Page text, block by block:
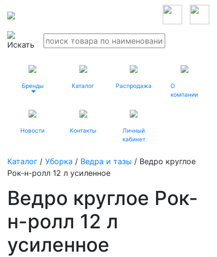
Бренды Каталог Распродажа
О
компании
Новости Контакты
Личный
кабинет
Каталог / Уборка / Ведра и тазы / Ведро круглое
Рок-н-ролл 12 л усиленное
Ведро круглое Рок-
н-ролл 12 л
усиленное